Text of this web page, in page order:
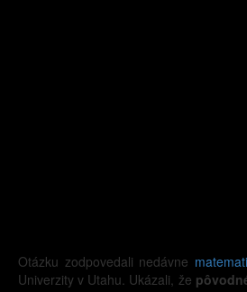
Otázku zodpovedali nedávne
Univerzity v Utahu. Ukázali, že